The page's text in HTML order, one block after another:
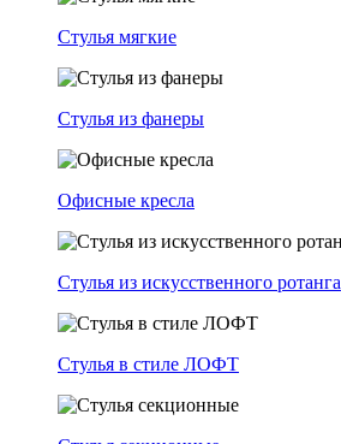
Стулья мягкие
Стулья из фанеры
Офисные кресла
Стулья из искусственного ротанга
Стулья в стиле ЛОФТ